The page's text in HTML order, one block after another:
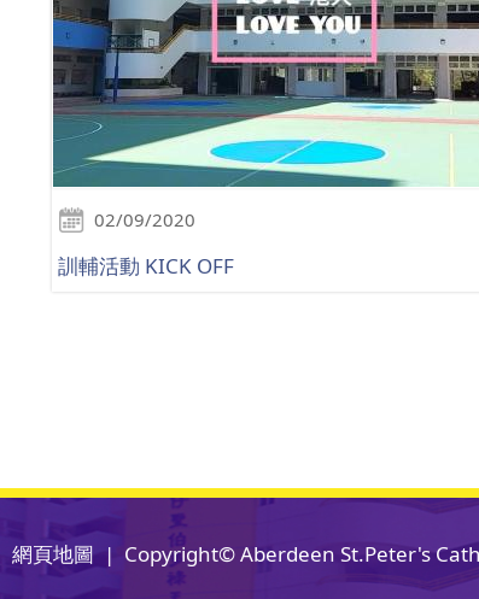
02/09/2020
訓輔活動 KICK OFF
網頁地圖 | Copyright© Aberdeen St.Peter's